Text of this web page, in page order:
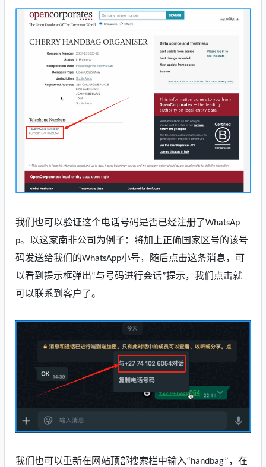
我们 也可以验证这个电话号码是否已经注册了WhatsAp
p。 以这家南非公司为例子：将加上正确国家区号的该号
码发送给我们的WhatsApp小号，随后点击这条消息，可
以看到提示框弹出“与号码进行会话”提示，我们点击就
可以联系到客户了。
我们也可以重新在网站顶部搜索栏中输入“handbag”， 在